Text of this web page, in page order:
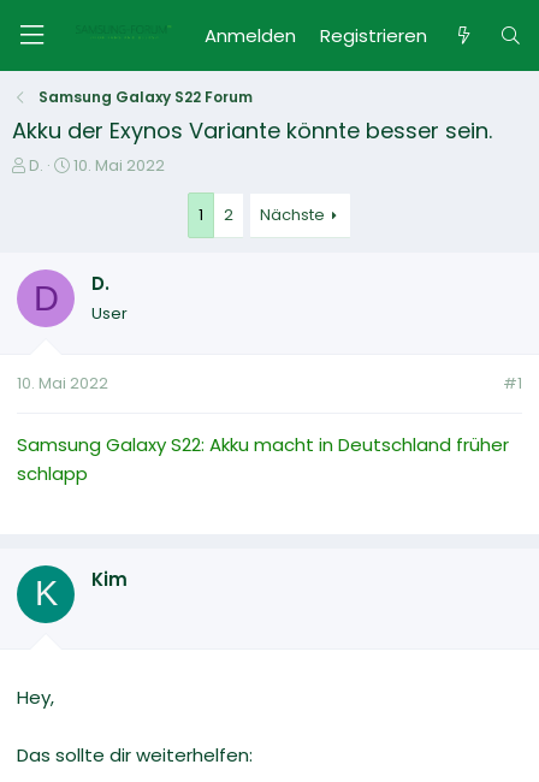
Anmelden Registrieren
Samsung Galaxy S22 Forum
Akku der Exynos Variante könnte besser sein.
E
e
D.
E
l
l
m
10. Mai 2022
1 2 Nächste
D D.
User
10. Mai 2022 #1
Samsung Galaxy S22: Akku macht in Deutschland früher
schlapp
K Kim
Hey,
Das sollte dir weiterhelfen: